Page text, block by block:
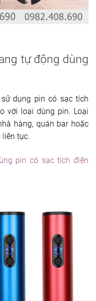
tự động dùng
dụng pin có sạc tích
với loại dùng pin. Loại
hàng, quán bar hoặc
liên tục.
pin có sạc tích điện